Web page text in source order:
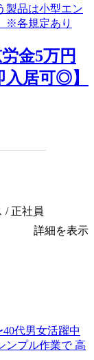
金5万円
居可◎】
/ 正社員
詳細を表示